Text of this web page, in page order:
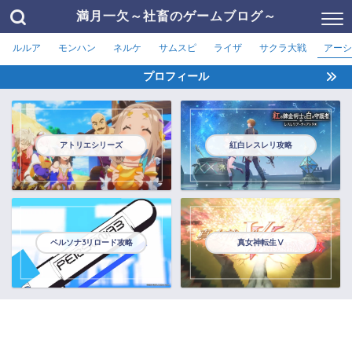
満月一欠～社畜のゲームブログ～
ルルア モンハン ネルケ サムスピ ライザ サクラ大戦 アー
プロフィール
アトリエシリーズ 紅白レスレリ攻略
ペルソナ3リロード攻略 真女神転生Ⅴ